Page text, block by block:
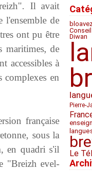
Il avait
l'ensemble de
ont pu être
maritimes, de
accessibles à
complexes en
française
sous la
en quadri s'il
"Breizh evel-
Diwan
Pierre-
Le